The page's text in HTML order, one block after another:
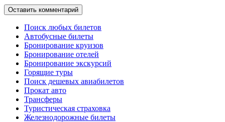
Поиск любых билетов
Автобусные билеты
Бронирование круизов
Бронирование отелей
Бронирование экскурсий
Горящие туры
Поиск дешевых авиабилетов
Прокат авто
Трансферы
Туристическая страховка
Железнодорожные билеты